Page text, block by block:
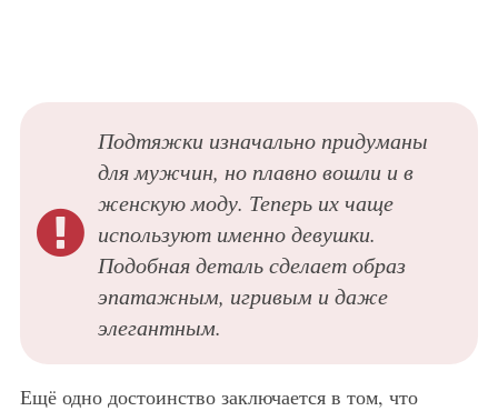
Подтяжки изначально придуманы
для мужчин, но плавно вошли и в
женскую моду. Теперь их чаще
используют именно девушки.
Подобная деталь сделает образ
эпатажным, игривым и даже
элегантным.
Ещё одно достоинство заключается в том, что